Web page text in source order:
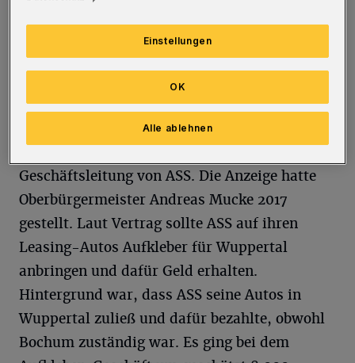
Abläufe prüfen mussten.
Die nun eingestellten Verfahren betrafen vier
Personen: den Geschäftsführer von Wuppertal
Marketing, Martin Bang, zwei Personen in der
Geschäftsleitung von ASS. Die Anzeige hatte
Oberbürgermeister Andreas Mucke 2017
gestellt. Laut Vertrag sollte ASS auf ihren
Leasing-Autos Aufkleber für Wuppertal
anbringen und dafür Geld erhalten.
Hintergrund war, dass ASS seine Autos in
Wuppertal zuließ und dafür bezahlte, obwohl
Bochum zuständig war. Es ging bei dem
Einstellungen
Alle ablehnen
OK